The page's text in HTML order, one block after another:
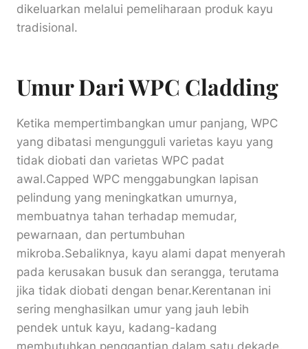
dikeluarkan melalui pemeliharaan produk kayu
tradisional.
Umur Dari WPC Cladding
Ketika mempertimbangkan umur panjang, WPC
yang dibatasi mengungguli varietas kayu yang
tidak diobati dan varietas WPC padat
awal.Capped WPC menggabungkan lapisan
pelindung yang meningkatkan umurnya,
membuatnya tahan terhadap memudar,
pewarnaan, dan pertumbuhan
mikroba.Sebaliknya, kayu alami dapat menyerah
pada kerusakan busuk dan serangga, terutama
jika tidak diobati dengan benar.Kerentanan ini
sering menghasilkan umur yang jauh lebih
pendek untuk kayu, kadang-kadang